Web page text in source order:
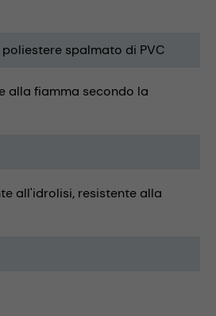
spalmato di PVC
alla fiamma secondo la
all'idrolisi resistente alla